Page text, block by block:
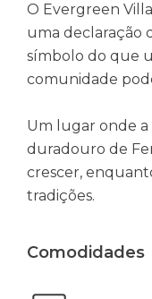
O Evergreen
uma declaração
símbolo do que
comunidade
Um lugar onde a
duradouro de
crescer,
tradições.
Comodidades